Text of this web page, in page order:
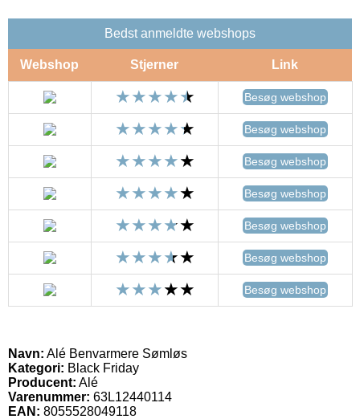
Bedst anmeldte webshops
Webshop Stjerner Link
Besøg webshop
Besøg webshop
Besøg webshop
Besøg webshop
Besøg webshop
Besøg webshop
Besøg webshop
Navn: Alé Benvarmere Sømløs
Kategori: Black Friday
Producent: Alé
Varenummer: 63L12440114
EAN: 8055528049118